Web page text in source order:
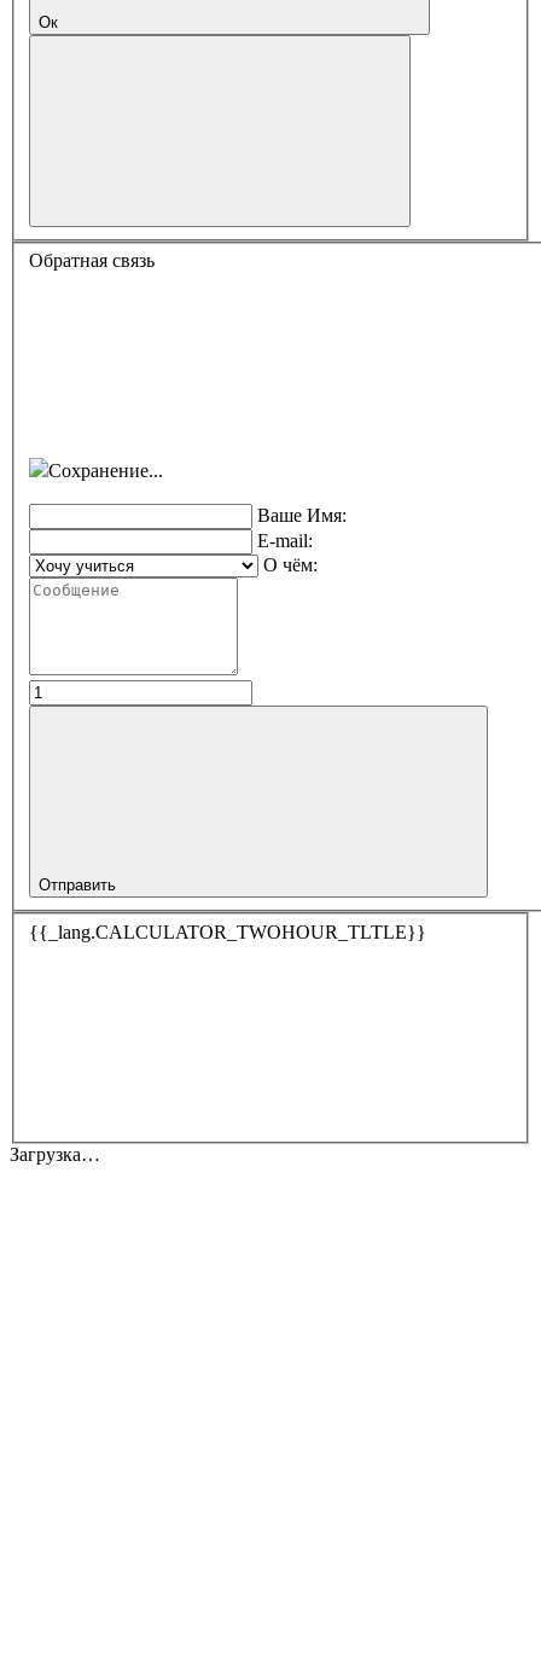
Ок
Обратная связь
Сохранение...
Ваше Имя:
E-mail:
О чём:
Отправить
{{_lang.CALCULATOR_TWOHOUR_TLTLE}}
Загрузка…